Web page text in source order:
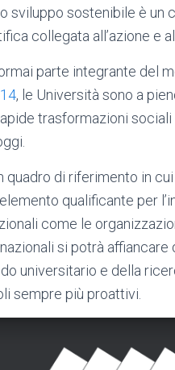
sviluppo sostenibile è un
collegata all’azione e
parte integrante del
, le Università sono a
trasformazioni
quadro di riferimento in
qualificante per
come le
si potrà
universitario e della
sempre più proattivi.